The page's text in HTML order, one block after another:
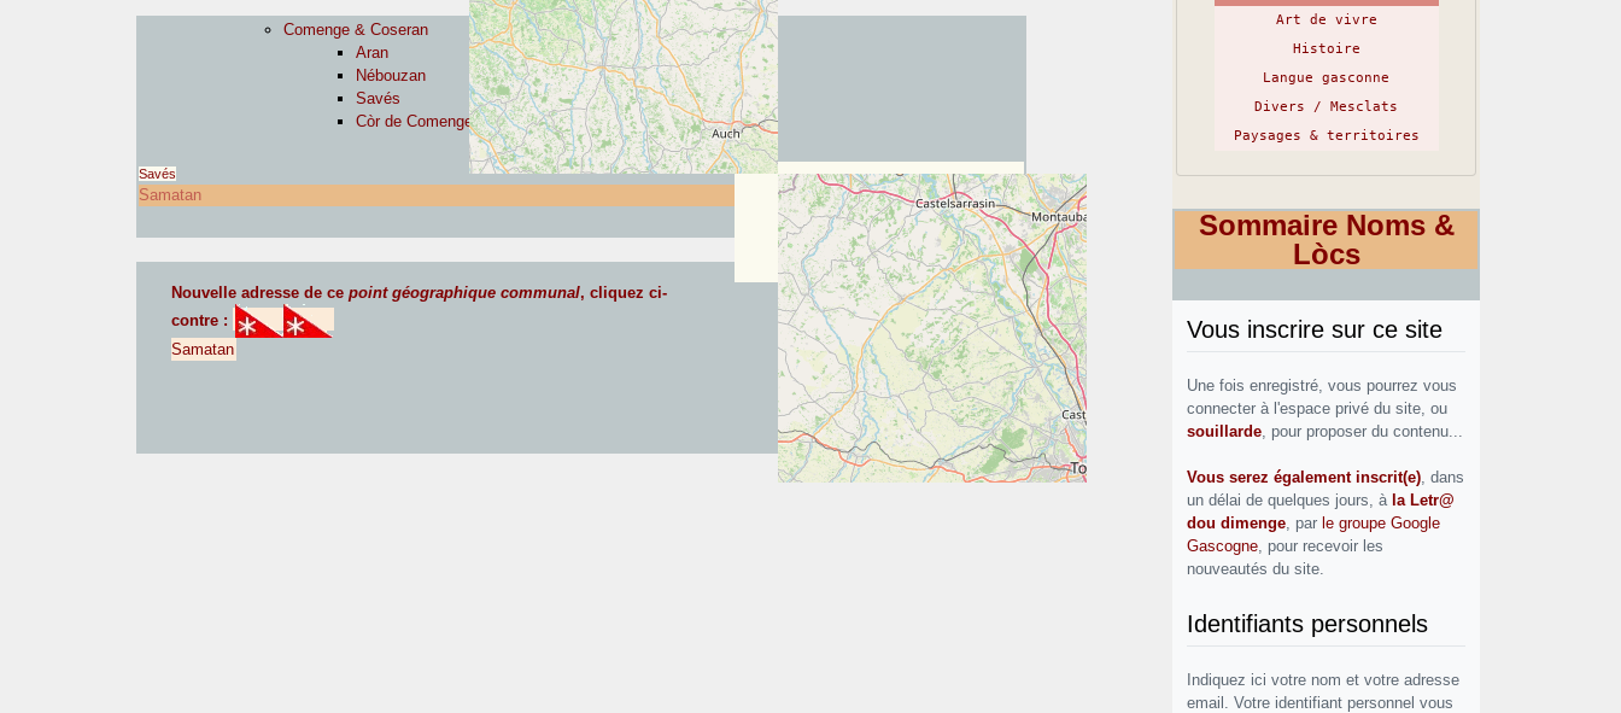
Comenge & Coseran
Aran
Nébouzan
Savés
Còr de Comenge
Savés
Samatan
Nouvelle adresse de cepoint géographique communal, cliquez ci-
contre :
Samatan
Art de vivre
Histoire
Langue gasconne
Divers / Mesclats
Paysages & territoires
Sommaire Noms &
Lòcs
Vous inscrire sur ce site
Une fois enregistré, vous pourrez vous
connecter à l'espace privé du site, ou
souillarde , pour proposer du contenu...
Vous serez également inscrit(e), dans
un délai de quelques jours, à la Letr@
dou dimenge, par le groupe Google
Gascogne, pour recevoir les
nouveautés du site.
Identifiants personnels
Indiquez ici votre nom et votre adresse
email. Votre identifiant personnel vous